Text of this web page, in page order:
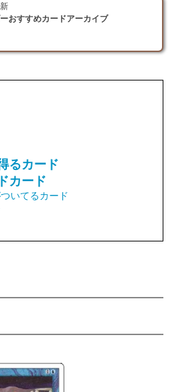
おすすめカードアーカイブ
るカード
カード
いてるカード